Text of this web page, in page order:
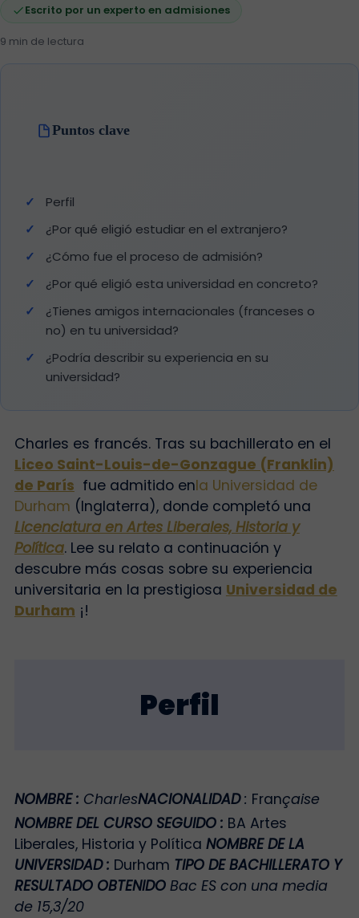
Escrito por un experto en admisiones
9 min de lectura
Puntos clave
Perfil
¿Por qué eligió estudiar en el extranjero?
¿Cómo fue el proceso de admisión?
¿Por qué eligió esta universidad en concreto?
¿Tienes amigos internacionales (franceses o
no) en tu universidad?
¿Podría describir su experiencia en su
universidad?
Charles es francés. Tras su bachillerato en el
Liceo Saint-Louis-de-Gonzague (Franklin)
de París fue admitido enla Universidad de
Durham (Inglaterra), donde completó una
Licenciatura en Artes Liberales, Historia y
Política. Lee su relato a continuación y
descubre más cosas sobre su experiencia
universitaria en la prestigiosa Universidad de
Durham ¡!
Perfil
NOMBRE: CharlesNACIONALIDAD: Française
NOMBRE DEL CURSO SEGUIDO : BA Artes
Liberales, Historia y Política NOMBRE DE LA
UNIVERSIDAD: Durham TIPO DE BACHILLERATO Y
RESULTADO OBTENIDO Bac ES con una media
de 15,3/20